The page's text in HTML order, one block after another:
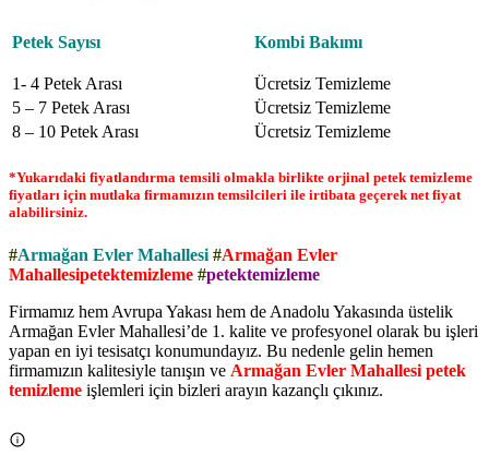
Petek Sayısı Kombi Bakımı
1- 4 Petek Arası
Ücretsiz Temizleme
5 – 7 Petek Arası
Ücretsiz Temizleme
8 – 10 Petek Arası
Ücretsiz Temizleme
*Yukarıdaki fiyatlandırma temsili olmakla birlikte orjinal petek temizleme
fiyatları için mutlaka firmamızın temsilcileri ile irtibata geçerek net fiyat
alabilirsiniz.
#Armağan Evler Mahallesi #Armağan Evler
Mahallesipetektemizleme #petektemizleme
Firmamız hem Avrupa Yakası hem de Anadolu Yakasında üstelik
Armağan Evler Mahallesi’de 1. kalite ve profesyonel olarak bu işleri
yapan en iyi tesisatçı konumundayız. Bu nedenle gelin hemen
firmamızın kalitesiyle tanışın ve Armağan Evler Mahallesi petek
temizleme işlemleri için bizleri arayın kazançlı çıkınız.